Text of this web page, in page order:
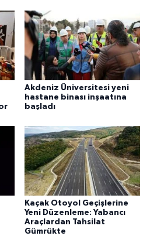
Akdeniz Üniversitesi yeni
hastane binası inşaatına
başladı
Kaçak Otoyol Geçişlerine
Yeni Düzenleme: Yabancı
Araçlardan Tahsilat
Gümrükte